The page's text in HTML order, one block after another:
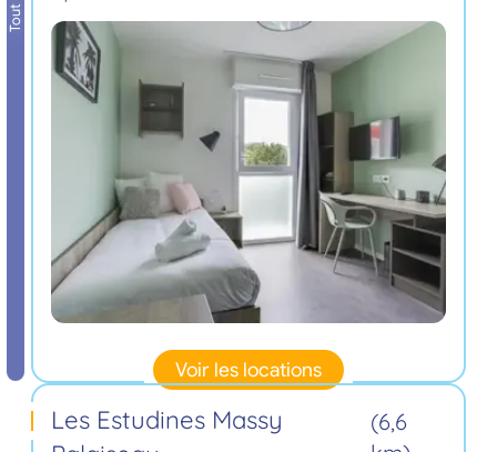
Voir les locations
Les Estudines Massy
(6,6